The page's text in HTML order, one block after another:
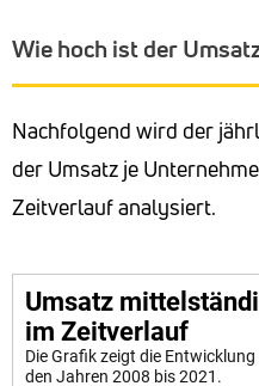
Wie hoch ist der
Nachfolgend wird der
der Umsatz je
Zeitverlauf analysiert.